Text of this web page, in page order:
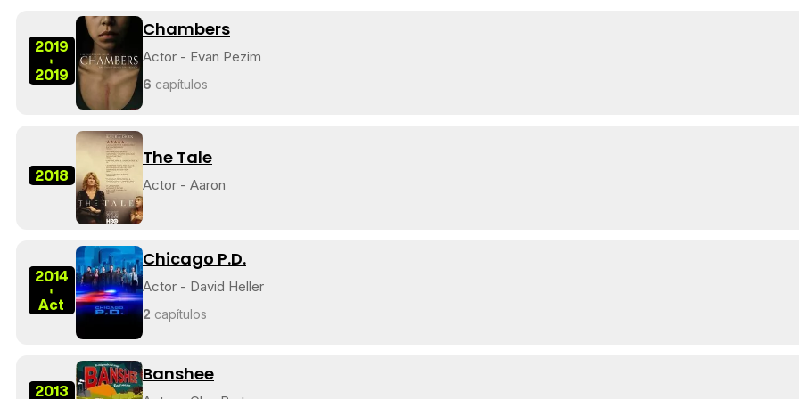
2019
-
2019
Chambers
Actor - Evan Pezim
6 capítulos
2018
The Tale
Actor - Aaron
2014
-
Act
Chicago P.D.
Actor - David Heller
2 capítulos
2013
Banshee